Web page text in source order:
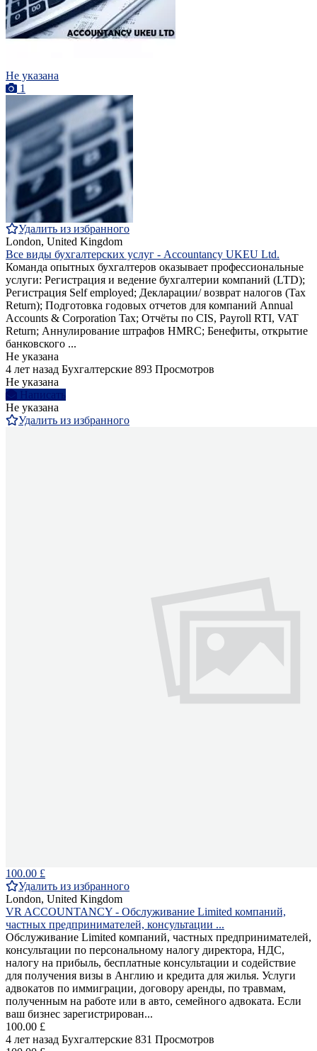
Не указана
1
Удалить из избранного
London, United Kingdom
Все виды бухгалтерских услуг - Accountancy UKEU Ltd.
Команда опытных бухгалтеров оказывает профессиональные
услуги: Регистрация и ведение бухгалтерии компаний (LTD);
Регистрация Self employed; Декларации/ возврат налогов (Tax
Return); Подготовка годовых отчетов для компаний Annual
Accounts & Corporation Tax; Отчёты по CIS, Payroll RTI, VAT
Return; Аннулирование штрафов HMRC; Бенефиты, открытие
банковского ...
Не указана
4 лет назад Бухгалтерские 893 Просмотров
Не указана
Написать
Не указана
Удалить из избранного
100.00 £
Удалить из избранного
London, United Kingdom
VR ACCOUNTANCY - Обслуживание Limited компаний,
частных предпринимателей, консультации ...
Обслуживание Limited компаний, частных предпринимателей,
консультации по персональному налогу директора, НДС,
налогу на прибыль, бесплатные консультации и содействие
для получения визы в Англию и кредита для жилья. Услуги
адвокатов по иммиграции, договору аренды, по травмам,
полученным на работе или в авто, семейного адвоката. Если
ваш бизнес зарегистрирован...
100.00 £
4 лет назад Бухгалтерские 831 Просмотров